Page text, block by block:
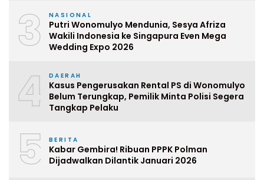
3 NASIONAL
Putri Wonomulyo Mendunia, Sesya Afriza
Wakili Indonesia ke Singapura Even Mega
Wedding Expo 2026
4 DAERAH
Kasus Pengerusakan Rental PS di Wonomulyo
Belum Terungkap, Pemilik Minta Polisi Segera
Tangkap Pelaku
5 BERITA
Kabar Gembira! Ribuan PPPK Polman
Dijadwalkan Dilantik Januari 2026